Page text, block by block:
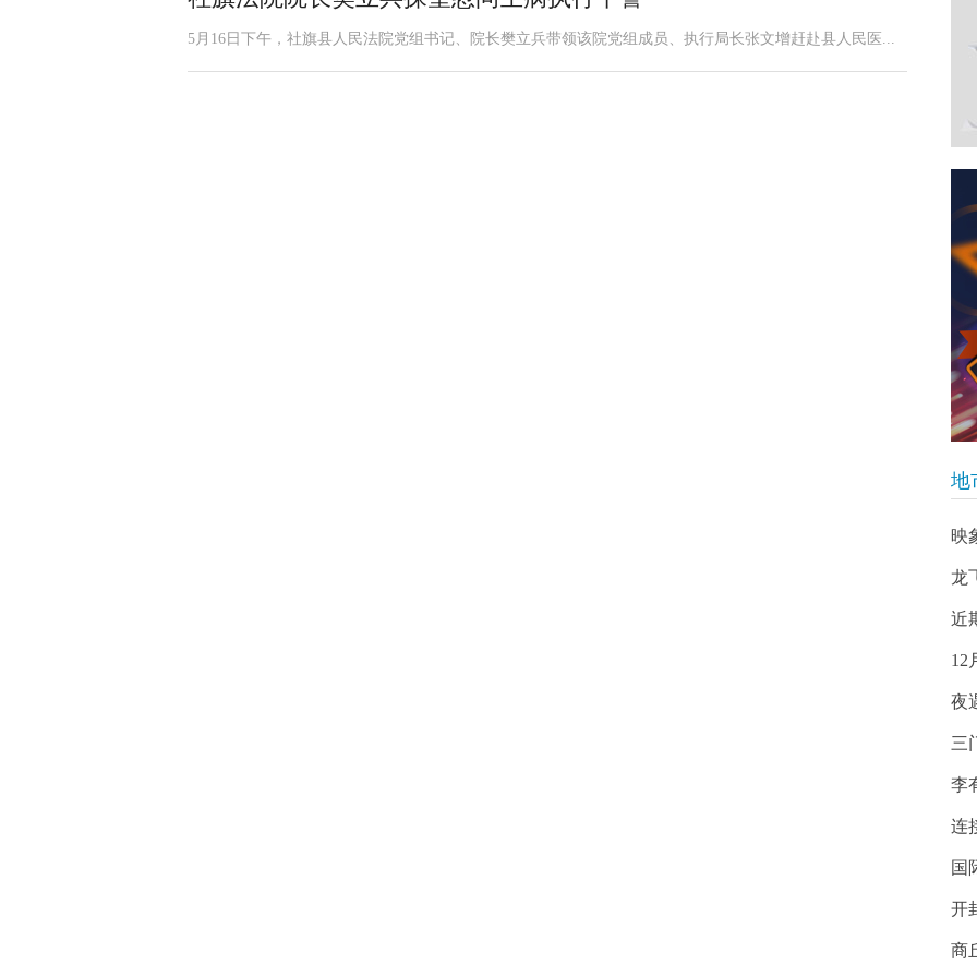
5月16日下午，社旗县人民法院党组书记、院长樊立兵带领该院党组成员、执行局长张文增赶赴县人民医...
地
映
龙
近
12
夜
三
李
连
国
开
商